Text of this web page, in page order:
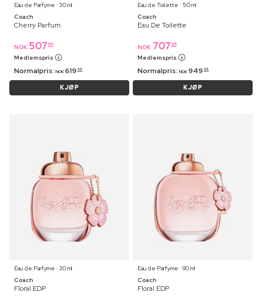
Eau de Parfyme ⋅ 30 ml
Coach
Cherry Parfum
NOK 507 95
Medlemspris
Normalpris: NOK 619 95
KJØP
Eau de Toilette ⋅ 50 ml
Coach
Eau De Toilette
NOK 707 95
Medlemspris
Normalpris: NOK 949 95
KJØP
Eau de Parfyme ⋅ 30 ml
Coach
Floral EDP
Eau de Parfyme ⋅ 90 ml
Coach
Floral EDP